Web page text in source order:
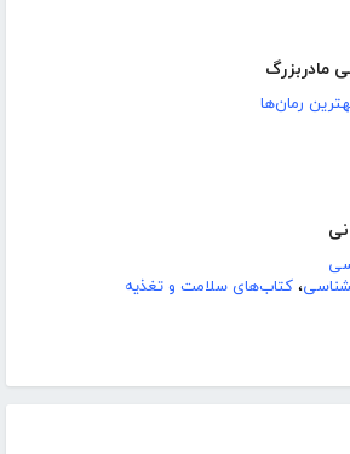
مادربزرگ
رمان‌ها
، کتاب‌های سلامت و تغذیه